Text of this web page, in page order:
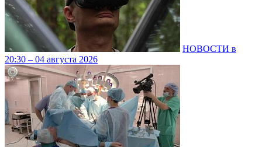
НОВОСТИ в
20:30 – 04 августа 2026